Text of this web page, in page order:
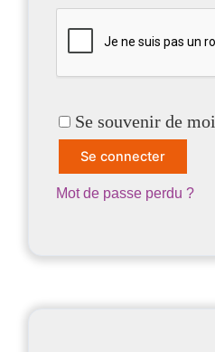
Se souvenir de moi
Se connecter
Mot de passe perdu ?